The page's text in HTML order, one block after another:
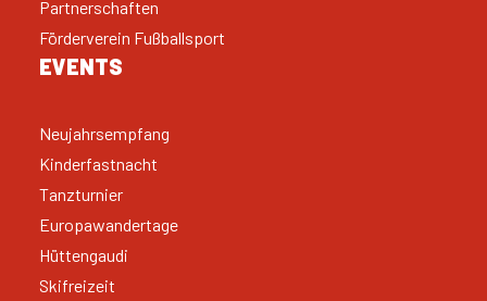
Partnerschaften
Förderverein Fußballsport
EVENTS
Neujahrsempfang
Kinderfastnacht
Tanzturnier
Europawandertage
Hüttengaudi
Skifreizeit